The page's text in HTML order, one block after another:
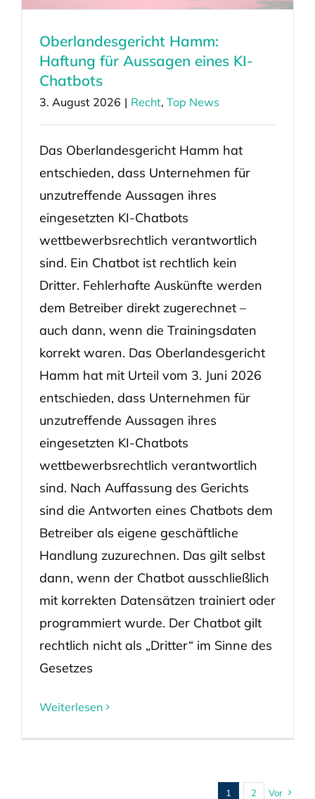
Oberlandesgericht Hamm:
Haftung für Aussagen eines KI-
Chatbots
3. August 2026 | Recht, Top News
Das Oberlandesgericht Hamm hat
entschieden, dass Unternehmen für
unzutreffende Aussagen ihres
eingesetzten KI-Chatbots
wettbewerbsrechtlich verantwortlich
sind. Ein Chatbot ist rechtlich kein
Dritter. Fehlerhafte Auskünfte werden
dem Betreiber direkt zugerechnet –
auch dann, wenn die Trainingsdaten
korrekt waren. Das Oberlandesgericht
Hamm hat mit Urteil vom 3. Juni 2026
entschieden, dass Unternehmen für
unzutreffende Aussagen ihres
eingesetzten KI-Chatbots
wettbewerbsrechtlich verantwortlich
sind. Nach Auffassung des Gerichts
sind die Antworten eines Chatbots dem
Betreiber als eigene geschäftliche
Handlung zuzurechnen. Das gilt selbst
dann, wenn der Chatbot ausschließlich
mit korrekten Datensätzen trainiert oder
programmiert wurde. Der Chatbot gilt
rechtlich nicht als „Dritter“ im Sinne des
Gesetzes
Weiterlesen
1 2 Vor